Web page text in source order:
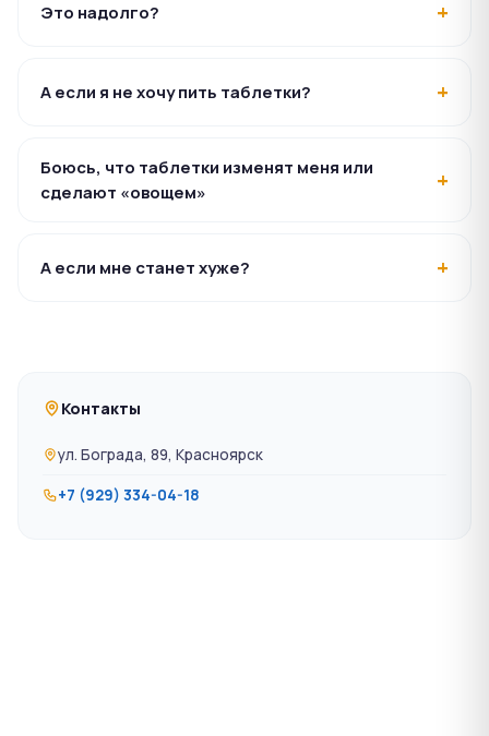
Это надолго?
А если я не хочу пить таблетки?
Боюсь, что таблетки изменят меня или
сделают «овощем»
А если мне станет хуже?
Контакты
ул. Бограда, 89, Красноярск
+7 (929) 334-04-18